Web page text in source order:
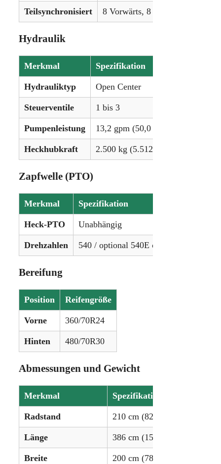
Teilsynchronisiert 8 Vorwärts, 8 Rückwärts
Hydraulik
Merkmal Spezifikation
Hydrauliktyp Open Center
Steuerventile 1 bis 3
Pumpenleistung 13,2 gpm (50,0 lpm)
Heckhubkraft 2.500 kg (5.512 lbs), optional
Zapfwelle (PTO)
Merkmal Spezifikation
Heck-PTO Unabhängig
Drehzahlen 540 / optional 540E oder 1000
Bereifung
Position Reifengröße
Vorne 360/70R24
Hinten 480/70R30
Abmessungen und Gewicht
Merkmal Spezifikation
Radstand 210 cm (82,7 Zoll)
Länge 386 cm (152 Zoll)
Breite 200 cm (78,9 Zoll)